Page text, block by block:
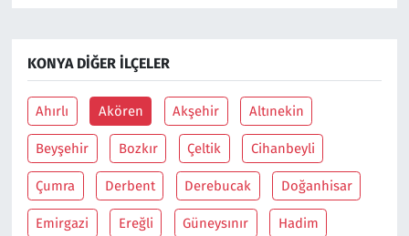
KONYA DIĞER İLÇELER
Ahırlı Akören Akşehir Altınekin
Beyşehir Bozkır Çeltik Cihanbeyli
Çumra Derbent Derebucak Doğanhisar
Emirgazi Ereğli Güneysınır Hadim